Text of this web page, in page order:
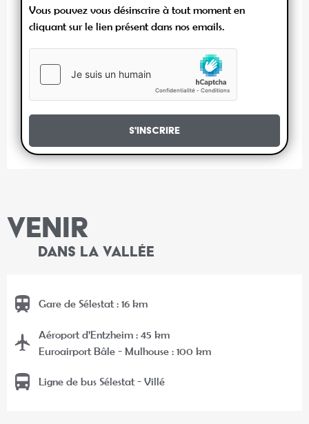
Vous pouvez vous désinscrire à tout moment en
cliquant sur le lien présent dans nos emails.
S'inscrire
VENIR
DANS LA VALLÉE
Gare de Sélestat : 16 km
Aéroport d’Entzheim : 45 km
Euroairport Bâle - Mulhouse : 100 km
Ligne de bus Sélestat - Villé